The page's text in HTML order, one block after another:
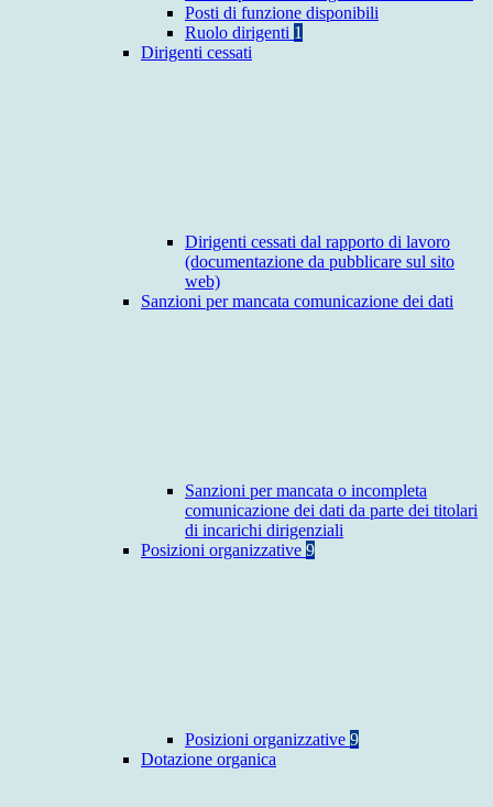
Posti di funzione disponibili
Ruolo dirigenti 1
Dirigenti cessati
Dirigenti cessati dal rapporto di lavoro
(documentazione da pubblicare sul sito
web)
Sanzioni per mancata comunicazione dei dati
Sanzioni per mancata o incompleta
comunicazione dei dati da parte dei titolari
di incarichi dirigenziali
Posizioni organizzative 9
Posizioni organizzative 9
Dotazione organica